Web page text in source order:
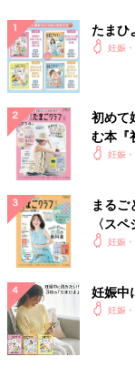
たまひ
妊娠
初めて
む本『
妊娠
まるご
〈ス
妊娠
妊娠中
妊娠